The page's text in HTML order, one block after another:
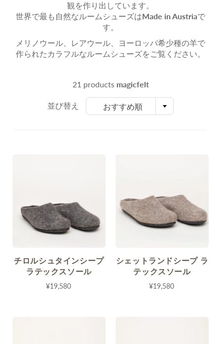
観を作り出しています。
世界で最も自然なルームシューズはMade in Austriaで
す。
メリノウール、レアウール、ヨーロッパ希少種の羊で
作られたカラフルなルームシューズをご覧ください。
21 products magicfelt
並び替え おすすめ順
チロルシュタインシープ
ラテックスソール
¥19,580
シェットランドシープ ラ
テックスソール
¥19,580